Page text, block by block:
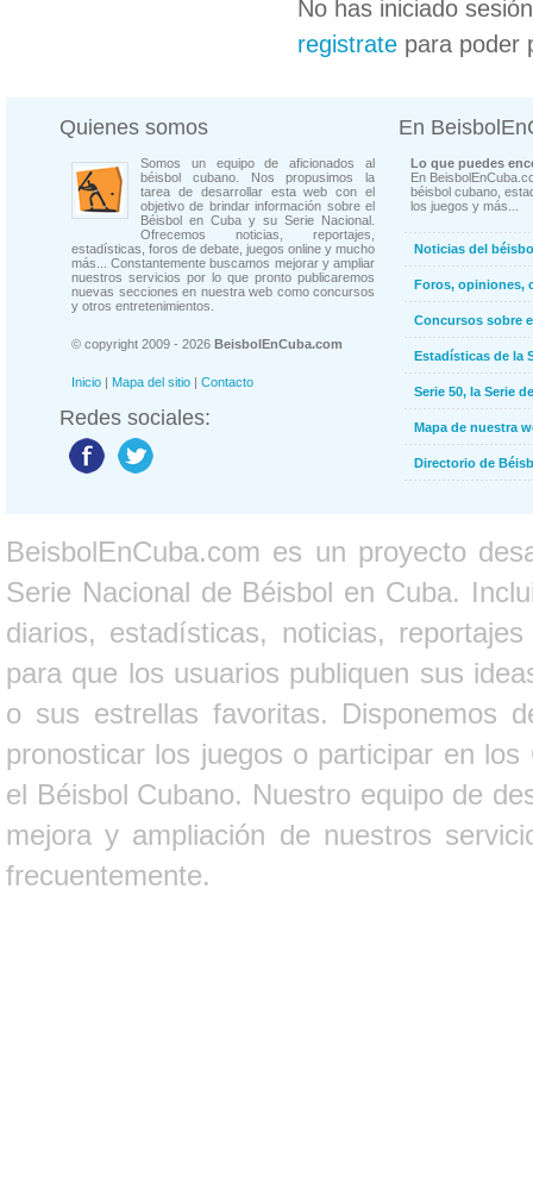
No has iniciado
registrate para poder
Quienes somos
Somos un equipo de aficionados al
béisbol cubano. Nos propusimos la
tarea de desarrollar esta web con el
objetivo de brindar información sobre el
Béisbol en Cuba y su Serie Nacional.
Ofrecemos noticias, reportajes,
estadísticas, foros de debate, juegos online y mucho
más... Constantemente buscamos mejorar y ampliar
nuestros servicios por lo que pronto publicaremos
nuevas secciones en nuestra web como concursos
y otros entretenimientos.
© copyright 2009 - 2026 BeisbolEnCuba.com
Inicio | Mapa del sitio | Contacto
Redes sociales:
En
Lo que puedes
En
béisbol cubano,
los juegos y más...
Noticias del
Foros, opiniones,
Concursos sobre
Estadísticas de la
Serie 50, la Serie
Mapa de nuestra
Directorio de
BeisbolEnCuba.com es un proyecto
Serie Nacional de Béisbol en Cuba.
diarios, estadísticas, noticias,
para que los usuarios publiquen sus
o sus estrellas favoritas. Disponemos
pronosticar los juegos o participar en
el Béisbol Cubano. Nuestro equipo de
mejora y ampliación de nuestros
frecuentemente.